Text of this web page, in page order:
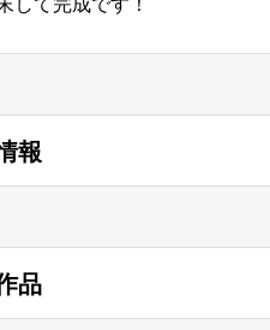
して完成です！
報
品